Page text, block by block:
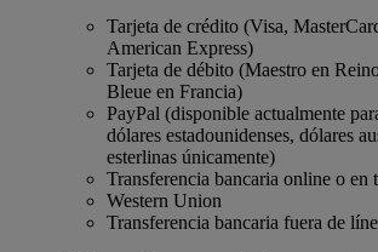
Tarjeta de crédito (Visa,
American Express)
Tarjeta de débito (Maestro en
Bleue en Francia)
PayPal (disponible actualmente
dólares estadounidenses, dólares
esterlinas únicamente)
Transferencia bancaria online o en
Western Union
Transferencia bancaria fuera de